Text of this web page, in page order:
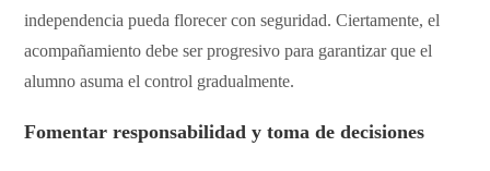
independencia pueda florecer con seguridad. Ciertamente, el
acompañamiento debe ser progresivo para garantizar que el
alumno asuma el control gradualmente.
​Fomentar responsabilidad y toma de decisiones